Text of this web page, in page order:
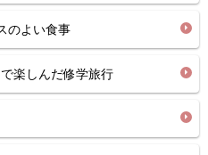
のよい食事
楽しんだ修学旅行